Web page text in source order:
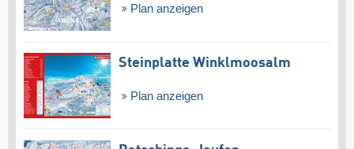
Plan anzeigen
Steinplatte Winklmoosalm
Plan anzeigen